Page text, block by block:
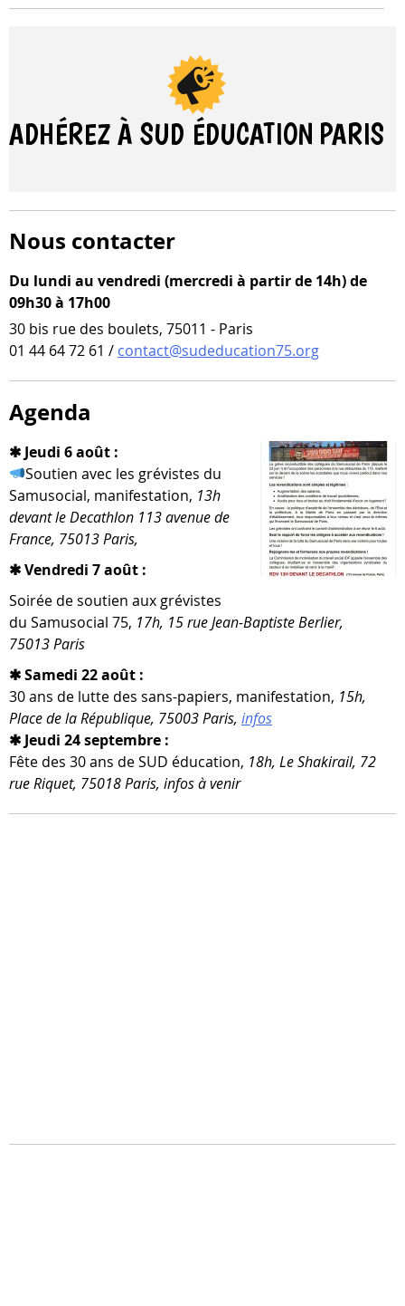
ADHÉREZ À SUD ÉDUCATION PARIS
Nous contacter
Du lundi au vendredi (mercredi à partir de 14h) de
09h30 à 17h00
30 bis rue des boulets, 75011 - Paris
01 44 64 72 61 / contact@sudeducation75.org
Agenda
✱ Jeudi 6 août :
Soutien avec les gré­vistes du
Samusocial, mani­fes­ta­tion, 13h
devant le Decathlon 113 ave­nue de
France, 75013 Paris,
✱ Vendredi 7 août :
Soirée de sou­tien aux gré­vistes
du Samusocial 75, 17h, 15 rue Jean-​Baptiste Berlier,
75013 Paris
✱ Samedi 22 août :
30 ans de lutte des sans-​papiers, mani­fes­ta­tion, 15h,
Place de la République, 75003 Paris, infos
✱ Jeudi 24 septembre :
Fête des 30 ans de SUD édu­ca­tion, 18h, Le Shakirail, 72
rue Riquet, 75018 Paris, infos à venir